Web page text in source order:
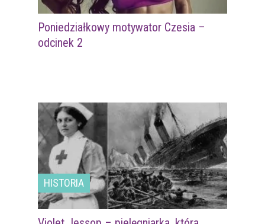
Poniedziałkowy motywator Czesia –
odcinek 2
HISTORIA